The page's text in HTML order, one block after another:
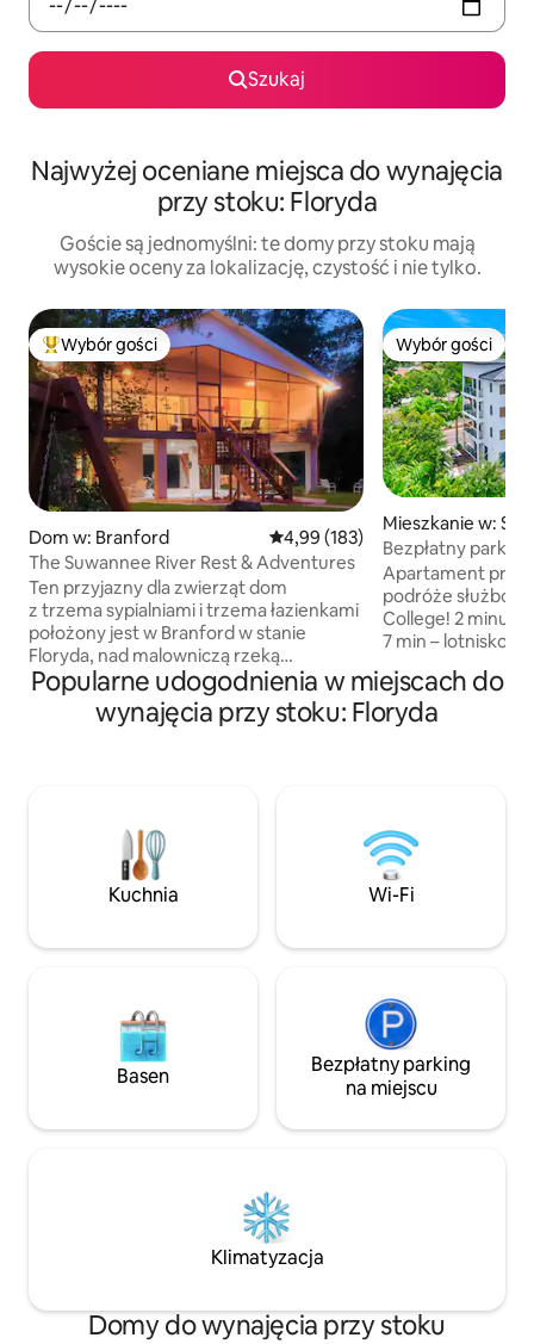
Szukaj
Najwyżej oceniane miejsca do wynajęcia
przy stoku: Floryda
Goście są jednomyślni: te domy przy stoku mają
wysokie oceny za lokalizację, czystość i nie tylko.
Najpopularniejsze z kategorii Wybór gości
Wybór gości
Dom w: Branford Średnia ocena: 4,99 na 5, liczba
4,99 (183)
The Suwannee River Rest & Adventures
Ten przyjazny dla zwierząt dom
z trzema sypialniami i trzema łazienkami
położony jest w Branford w stanie
Floryda, nad malowniczą rzeką
Suwannee w Hatch Bend. To idealne
miejsce na weekend lub dłuższy pobyt.
Na piętrze znajdują się dwie sypialnie z
typu king-size, pełna łazienka, aneks
kuchenny i przestrzeń mieszkalna.
Zamknięta winda ułatwia transport.
Poczuj wygodę, urok i piękno rzeki
wypoczynkowym!
Wybór gości
Wybór gości
Mieszkanie w:
Bezpłatny
zameldowanie,
lotnisko/DT
Apartament przy plaży!
podróże służbowe!
College! 2 minuty od centrum Sarasoty
7 min – lotnisko Corner Apt Schody do
Ucieknij od
w niezwykłym
wyjątkowym
sklepy
znajdują się w
1,6 km. Jeśli masz jakieś pytania, napisz
Popularne udogodnienia w miejscach do
wynajęcia przy stoku: Floryda
Kuchnia Wi-Fi
Basen
Bezpłatny parking
na miejscu
Klimatyzacja
Domy do wynajęcia przy stoku